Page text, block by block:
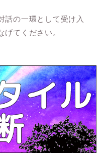
話の一環として受け入
てください。